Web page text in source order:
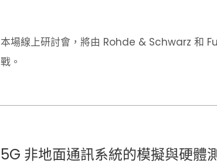
本場線上研討會，將由 Rohde & Schwarz 和
戰。
5G 非地面通訊系統的模擬與硬體